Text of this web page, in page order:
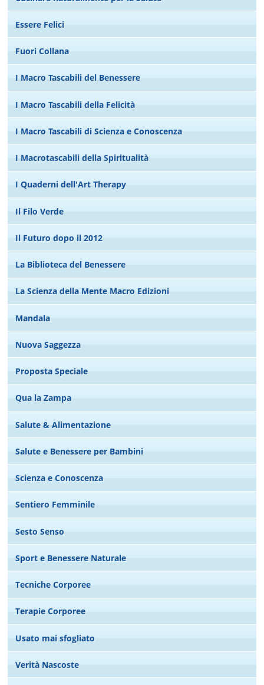
Essere Felici
Fuori Collana
I Macro Tascabili del Benessere
I Macro Tascabili della Felicità
I Macro Tascabili di Scienza e Conoscenza
I Macrotascabili della Spiritualità
I Quaderni dell'Art Therapy
Il Filo Verde
Il Futuro dopo il 2012
La Biblioteca del Benessere
La Scienza della Mente Macro Edizioni
Mandala
Nuova Saggezza
Proposta Speciale
Qua la Zampa
Salute & Alimentazione
Salute e Benessere per Bambini
Scienza e Conoscenza
Sentiero Femminile
Sesto Senso
Sport e Benessere Naturale
Tecniche Corporee
Terapie Corporee
Usato mai sfogliato
Verità Nascoste